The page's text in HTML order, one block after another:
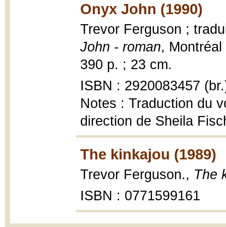
Onyx John (1990)
Trevor Ferguson ;
John - roman,
390 p. ; 23 cm.
ISBN : 2920083457
Notes : Traduction du
direction de Sheila
The kinkajou (1989)
Trevor Ferguson., The
ISBN : 0771599161